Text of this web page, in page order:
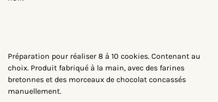
Préparation pour réaliser 8 à 10 cookies. Contenant au
choix. Produit fabriqué à la main, avec des farines
bretonnes et des morceaux de chocolat concassés
manuellement.